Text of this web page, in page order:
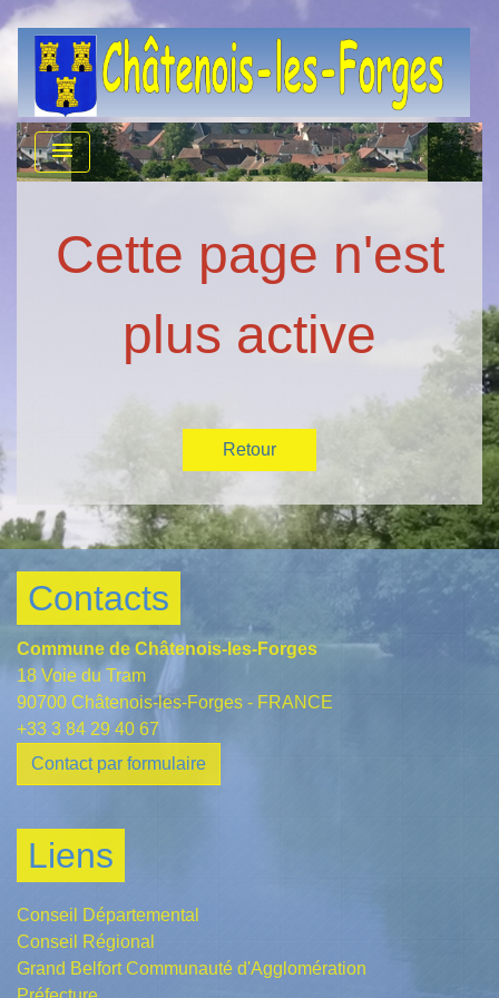
menu
Cette page n'est
plus active
Retour
Contacts
Commune de Châtenois-les-Forges
18 Voie du Tram
90700 Châtenois-les-Forges - FRANCE
+33 3 84 29 40 67
Contact par formulaire
Liens
Conseil Départemental
Conseil Régional
Grand Belfort Communauté d'Agglomération